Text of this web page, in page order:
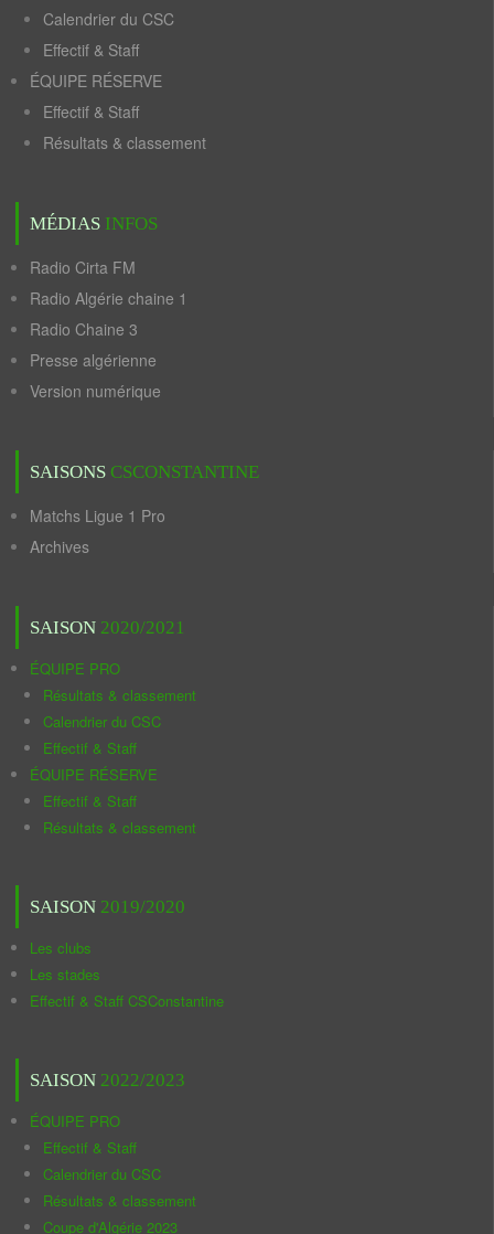
Calendrier du CSC
Effectif & Staff
ÉQUIPE RÉSERVE
Effectif & Staff
Résultats & classement
MÉDIAS INFOS
Radio Cirta FM
Radio Algérie chaine 1
Radio Chaine 3
Presse algérienne
Version numérique
SAISONS CSCONSTANTINE
Matchs Ligue 1 Pro
Archives
SAISON 2020/2021
ÉQUIPE PRO
Résultats & classement
Calendrier du CSC
Effectif & Staff
ÉQUIPE RÉSERVE
Effectif & Staff
Résultats & classement
SAISON 2019/2020
Les clubs
Les stades
Effectif & Staff CSConstantine
SAISON 2022/2023
ÉQUIPE PRO
Effectif & Staff
Calendrier du CSC
Résultats & classement
Coupe d'Algérie 2023